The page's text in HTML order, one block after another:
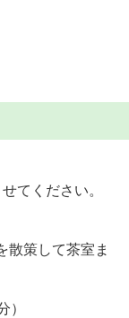
てください。
散策して茶室ま
）